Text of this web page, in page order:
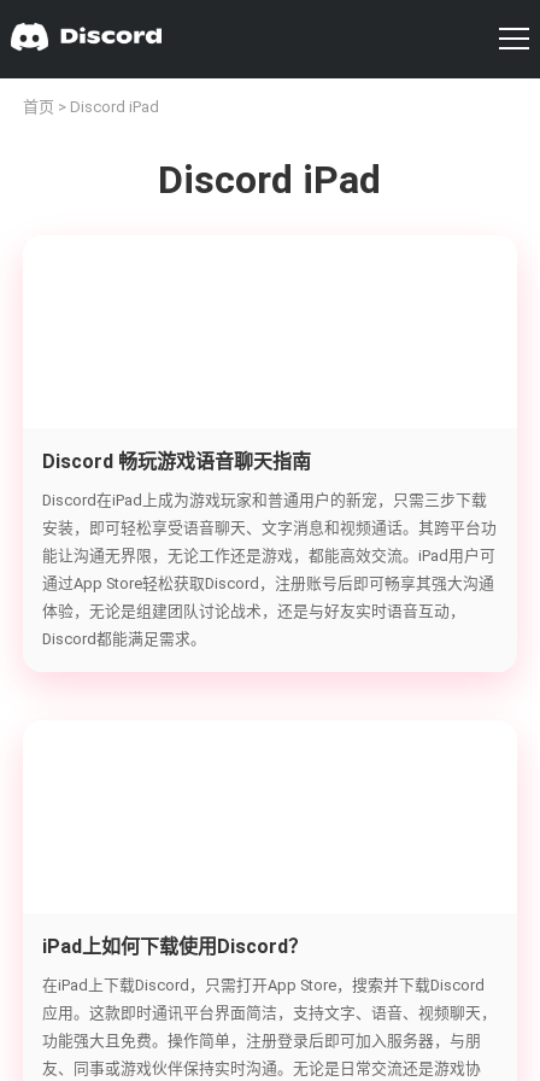
首页 > Discord iPad
Discord iPad
Discord 畅玩游戏语音聊天指南
Discord在iPad上成为游戏玩家和普通用户的新宠，只需三步下载
安装，即可轻松享受语音聊天、文字消息和视频通话。其跨平台功
能让沟通无界限，无论工作还是游戏，都能高效交流。iPad用户可
通过App Store轻松获取Discord，注册账号后即可畅享其强大沟通
体验，无论是组建团队讨论战术，还是与好友实时语音互动，
Discord都能满足需求。
iPad上如何下载使用Discord？
在iPad上下载Discord，只需打开App Store，搜索并下载Discord
应用。这款即时通讯平台界面简洁，支持文字、语音、视频聊天，
功能强大且免费。操作简单，注册登录后即可加入服务器，与朋
友、同事或游戏伙伴保持实时沟通。无论是日常交流还是游戏协